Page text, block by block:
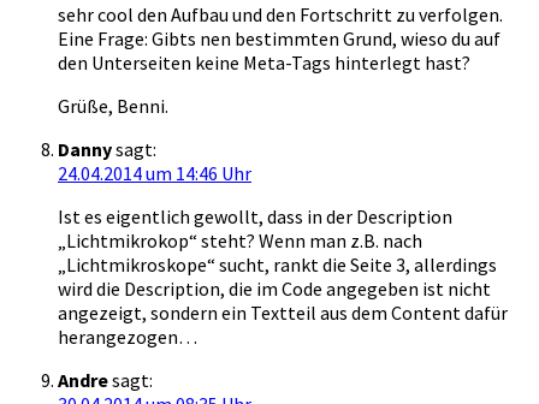
sehr cool den Aufbau und den Fortschritt zu verfolgen.
Eine Frage: Gibts nen bestimmten Grund, wieso du auf
den Unterseiten keine Meta-Tags hinterlegt hast?
Grüße, Benni.
Dannysagt:
24.04.2014 um 14:46 Uhr
Ist es eigentlich gewollt, dass in der Description
„Lichtmikrokop“ steht? Wenn man z.B. nach
„Lichtmikroskope“ sucht, rankt die Seite 3, allerdings
wird die Description, die im Code angegeben ist nicht
angezeigt, sondern ein Textteil aus dem Content dafür
herangezogen…
Andresagt: